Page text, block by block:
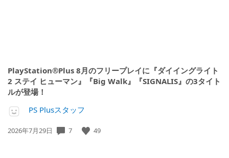
PlayStation®Plus 8月のフリープレイに『ダイイングライト
2 ステイ ヒューマン』『Big Walk』『SIGNALIS』の3タイト
ルが登場！
PS Plusスタッフ
公
2026年7月29日 7 49